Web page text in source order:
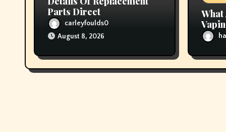
Parts Direct
carleyfoulds0
August 8, 2026